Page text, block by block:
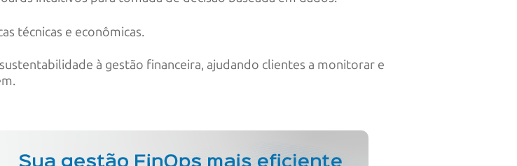
técnicas e econômicas.
à gestão financeira, ajudando clientes a monitorar e